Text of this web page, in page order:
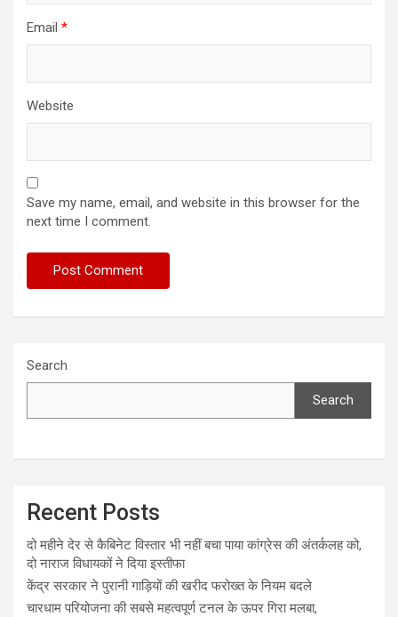
Email *
Website
Save my name, email, and website in this browser for the
next time I comment.
Search
Search
Recent Posts
दो महीने देर से कैबिनेट विस्तार भी नहीं बचा पाया कांग्रेस की अंतर्कलह को,
दो नाराज विधायकों ने दिया इस्तीफा
केंद्र सरकार ने पुरानी गाड़ियों की खरीद फरोख्त के नियम बदले
चारधाम परियोजना की सबसे महत्वपूर्ण टनल के ऊपर गिरा मलबा,